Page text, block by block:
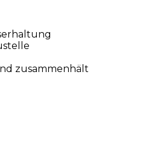
zusammenhält